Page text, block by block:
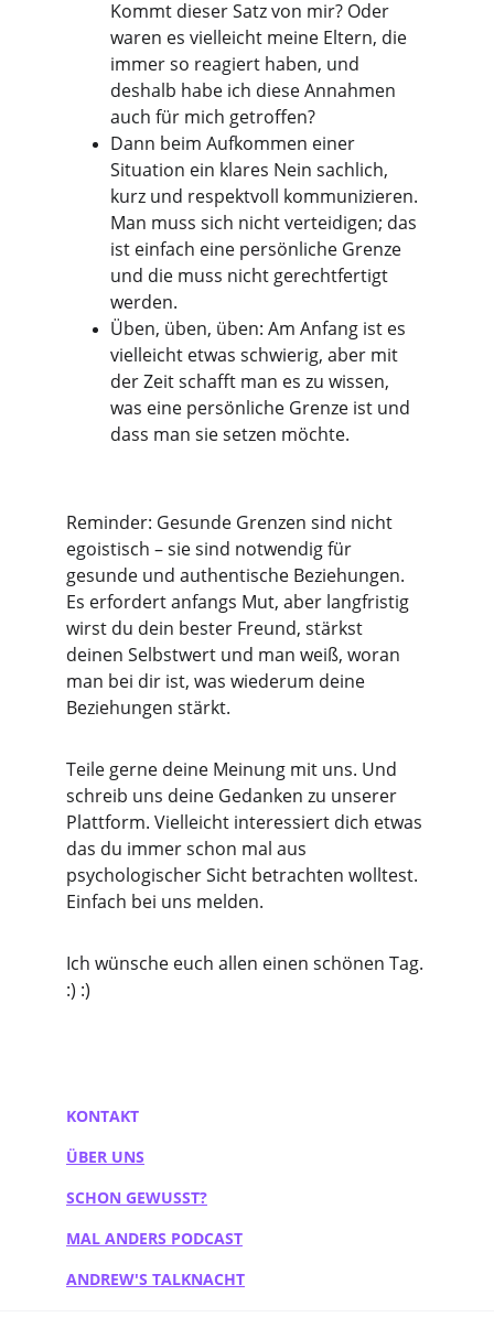
Kommt dieser Satz von mir? Oder
waren es vielleicht meine Eltern, die
immer so reagiert haben, und
deshalb habe ich diese Annahmen
auch für mich getroffen?
Dann beim Aufkommen einer
Situation ein klares Nein sachlich,
kurz und respektvoll kommunizieren.
Man muss sich nicht verteidigen; das
ist einfach eine persönliche Grenze
und die muss nicht gerechtfertigt
werden.
Üben, üben, üben: Am Anfang ist es
vielleicht etwas schwierig, aber mit
der Zeit schafft man es zu wissen,
was eine persönliche Grenze ist und
dass man sie setzen möchte.
Reminder: Gesunde Grenzen sind nicht
egoistisch – sie sind notwendig für
gesunde und authentische Beziehungen.
Es erfordert anfangs Mut, aber langfristig
wirst du dein bester Freund, stärkst
deinen Selbstwert und man weiß, woran
man bei dir ist, was wiederum deine
Beziehungen stärkt.
Teile gerne deine Meinung mit uns. Und
schreib uns deine Gedanken zu unserer
Plattform. Vielleicht interessiert dich etwas
das du immer schon mal aus
psychologischer Sicht betrachten wolltest.
Einfach bei uns melden.
Ich wünsche euch allen einen schönen Tag.
:) :)
KONTAKT
ÜBER UNS
MAL ANDERS PODCAST
ANDREW'S TALKNACHT
SCHON GEWUSST?